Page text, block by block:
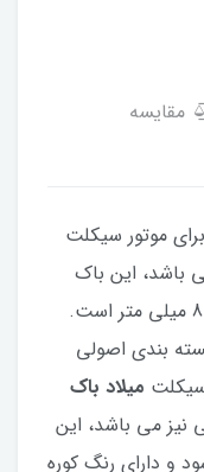
مقایسه
موتور سیکلت
با حجم موتور 125، 150 و 200 می باشد، این باک
بسیار باکیفیت و دارای ضخامت ورق 8 میلی متر است.
و دارای بسته بندی اصولی
میلاد باک
نیز می باشد، این
دارای رنگ کوره